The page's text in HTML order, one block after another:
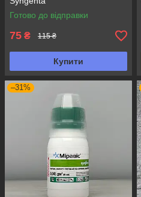
Готово до відправки
75 ₴ 115 ₴
Купити
–31%